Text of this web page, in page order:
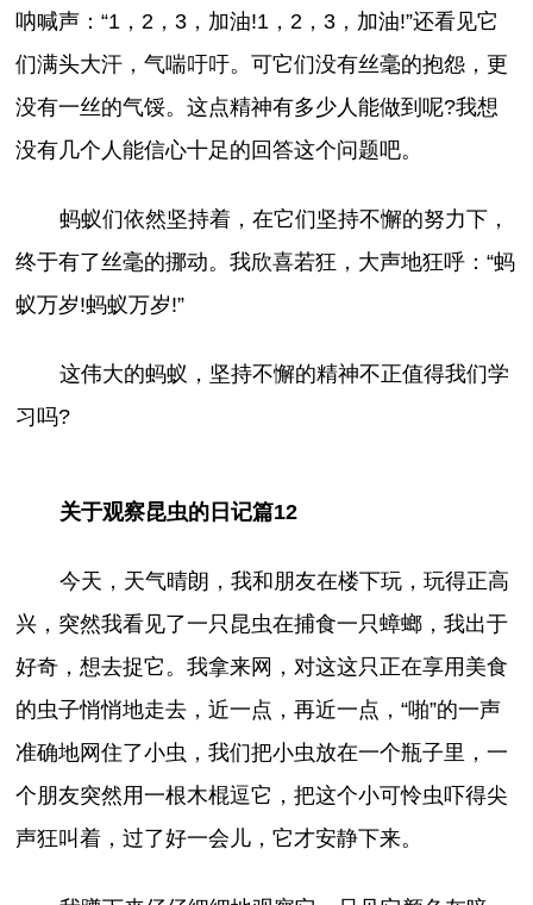
呐喊声：“1，2，3，加油!1，2，3，加油!”还看见它
们满头大汗，气喘吁吁。可它们没有丝毫的抱怨，更
没有一丝的气馁。这点精神有多少人能做到呢?我想
没有几个人能信心十足的回答这个问题吧。
蚂蚁们依然坚持着，在它们坚持不懈的努力下，
终于有了丝毫的挪动。我欣喜若狂，大声地狂呼：“蚂
蚁万岁!蚂蚁万岁!”
这伟大的蚂蚁，坚持不懈的精神不正值得我们学
习吗?
关于观察昆虫的日记篇12
今天，天气晴朗，我和朋友在楼下玩，玩得正高
兴，突然我看见了一只昆虫在捕食一只蟑螂，我出于
好奇，想去捉它。我拿来网，对这这只正在享用美食
的虫子悄悄地走去，近一点，再近一点，“啪”的一声
准确地网住了小虫，我们把小虫放在一个瓶子里，一
个朋友突然用一根木棍逗它，把这个小可怜虫吓得尖
声狂叫着，过了好一会儿，它才安静下来。